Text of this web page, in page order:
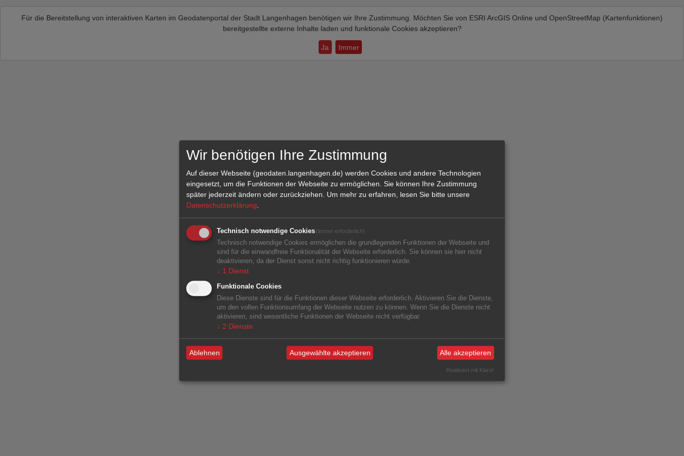
Für die Bereitstellung von interaktiven Karten im Geodatenportal der Stadt Langenhagen benötigen wir Ihre Zustimmung. Möchten Sie von ESRI ArcGIS Online und OpenStreetMap (Kartenfunktionen)
bereitgestellte externe Inhalte laden und funktionale Cookies akzeptieren?
Ja Immer
Wir benötigen Ihre Zustimmung
Auf dieser Webseite (geodaten.langenhagen.de) werden Cookies und andere Technologien
eingesetzt, um die Funktionen der Webseite zu ermöglichen. Sie können Ihre Zustimmung
später jederzeit ändern oder zurückziehen. Um mehr zu erfahren, lesen Sie bitte unsere
Datenschutzerklärung
Technisch notwendige Cookies (immer erforderlich)
Technisch notwendige Cookies ermöglichen die grundlegenden Funktionen der Webseite und
sind für die einwandfreie Funktionalität der Webseite erforderlich. Sie können sie hier nicht
deaktivieren, da der Dienst sonst nicht richtig funktionieren würde.
↓ 1 Dienst
Funktionale Cookies
Diese Dienste sind für die Funktionen dieser Webseite erforderlich. Aktivieren Sie die Dienste,
um den vollen Funktionsumfang der Webseite nutzen zu können. Wenn Sie die Dienste nicht
aktivieren, sind wesentliche Funktionen der Webseite nicht verfügbar.
↓ 2 Dienste
Ablehnen Ausgewählte akzeptieren Alle akzeptieren
Realisiert mit Klaro!